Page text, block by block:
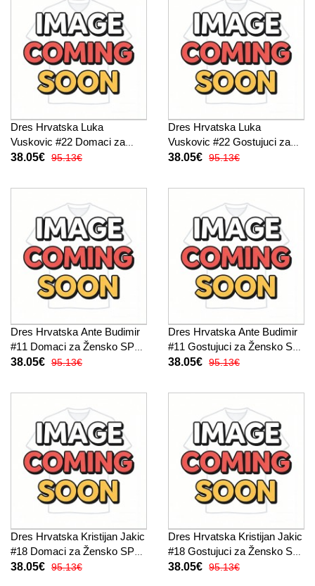
Dres Hrvatska Luka
Vuskovic #22 Domaci za
Žensko SP 2026 Kratak
38.05€ 95.13€
Dres Hrvatska Luka
Vuskovic #22 Gostujuci za
Žensko SP 2026 Kratak
38.05€ 95.13€
Dres Hrvatska Ante Budimir
#11 Domaci za Žensko SP
2026 Kratak Rukav
38.05€ 95.13€
Dres Hrvatska Ante Budimir
#11 Gostujuci za Žensko SP
2026 Kratak Rukav
38.05€ 95.13€
Dres Hrvatska Kristijan Jakic
#18 Domaci za Žensko SP
2026 Kratak Rukav
38.05€ 95.13€
Dres Hrvatska Kristijan Jakic
#18 Gostujuci za Žensko SP
2026 Kratak Rukav
38.05€ 95.13€